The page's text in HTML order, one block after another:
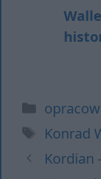
Tagi
Konrad
Kordian